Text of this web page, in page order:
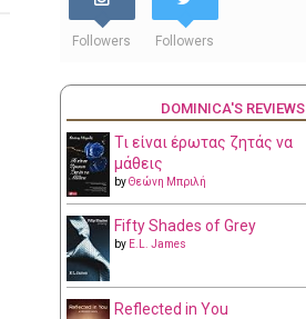
Followers Followers
DOMINICA'S REVIEWS
Τι είναι έρωτας ζητάς να
μάθεις
byΘεώνη Μπριλή
Fifty Shades of Grey
by E.L. James
Reflected in You